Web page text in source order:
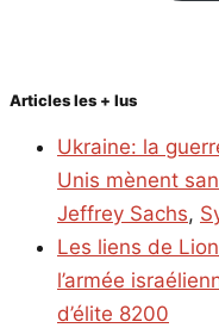
Articles les + lus
Ukraine: la
Unis mènent
Jeffrey Sachs,
Les liens de
l’armée
d’élite 8200